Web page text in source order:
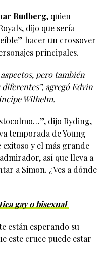
Rudberg, quien
dijo que sería
hacer un crossover
principales.
pero también
agregó Edvin
Wilhelm.
dijo Ryding,
temporada de Young
exitoso y el más grande
así que lleva a
a Simon. ¿Ves a dónde
gay o bisexual
están esperando su
este cruce puede estar